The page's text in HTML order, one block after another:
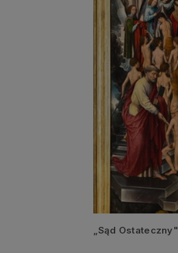
„Sąd Ostateczny"